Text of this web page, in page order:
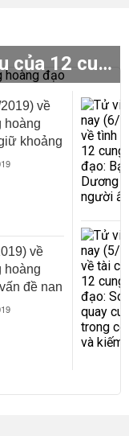
Tử vi hôm nay về tình yêu của 12 cung hoàng đạo
về
hoàng
khoảng
về
hoàng
đề nan